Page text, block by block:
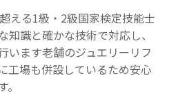
える1級・2級国家検定技能士
識と確かな技術で対応し、
います老舗のジュエリーリフ
工場も併設しているため安心